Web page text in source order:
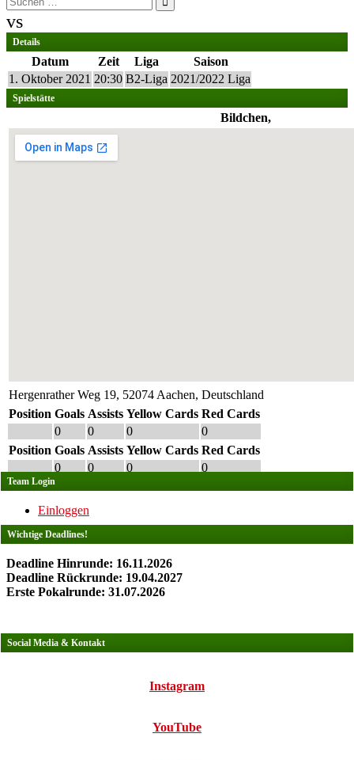
nach:
vs
Details
Datum Zeit Liga
Saison
1. Oktober 2021 20:30 B2-Liga 2021/2022 Liga
Spielstätte
Bildchen,
Hergenrather Weg 19, 52074 Aachen, Deutschland
Position Goals Assists Yellow Cards Red Cards
0
0 0
0
Position Goals Assists Yellow Cards Red Cards
0
0 0 0
Team Login
Einloggen
Wichtige Deadlines!
Deadline Hinrunde: 16.11.2026
Deadline Rückrunde: 19.04.2027
Erste Pokalrunde: 31.07.2026
Social Media & Kontakt
Instagram
YouTube